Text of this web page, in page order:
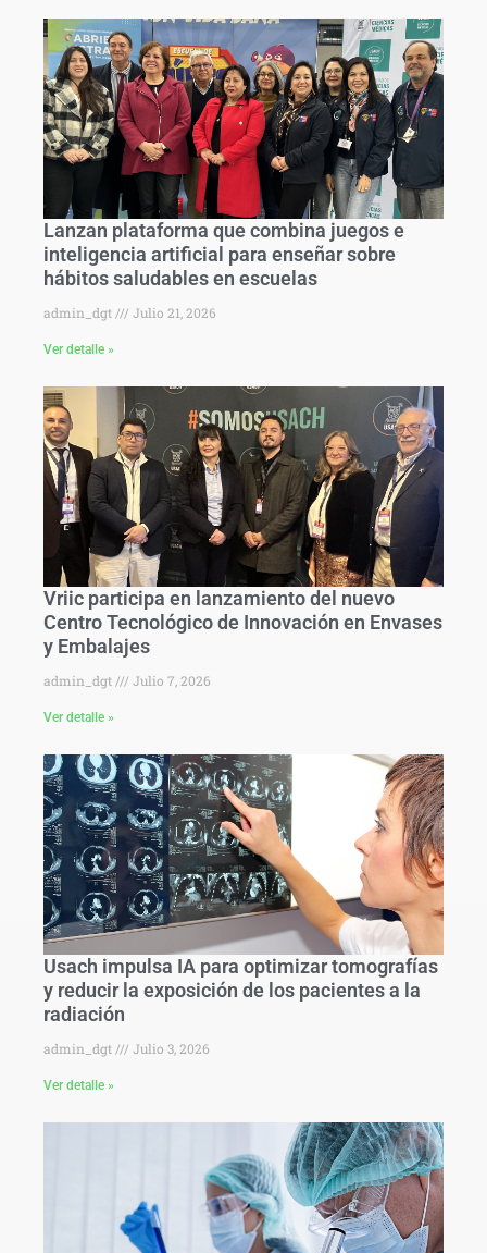
Lanzan plataforma que combina juegos e
inteligencia artificial para enseñar sobre
hábitos saludables en escuelas
admin_dgt Julio 21, 2026
Ver detalle »
Vriic participa en lanzamiento del nuevo
Centro Tecnológico de Innovación en Envases
y Embalajes
admin_dgt Julio 7, 2026
Ver detalle »
Usach impulsa IA para optimizar tomografías
y reducir la exposición de los pacientes a la
radiación
admin_dgt Julio 3, 2026
Ver detalle »